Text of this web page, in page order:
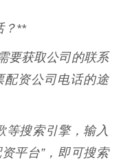
？**
要获取公司的联系
配资公司电话的途
等搜索引擎，输入
平台”，即可搜索